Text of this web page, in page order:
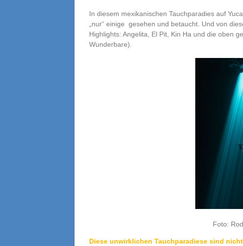
In diesem mexikanischen Tauchparadies auf
„nur“ einige gesehen und betaucht. Und von
Highlights: Angelita, El Pit, Kin Ha und die oben
Wunderbare).
Foto:
Diese unwirklichen Tauchparadiese sind